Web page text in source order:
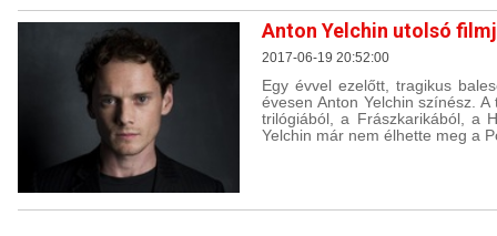
Anton Yelchin utolsó
2017-06-19 20:52:00
Egy évvel ezelőtt, tragikus
évesen Anton Yelchin színész.
trilógiából, a Frászkarikából, a
Yelchin már nem élhette meg a